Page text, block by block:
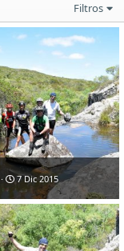
Filtros
7 Dic 2015